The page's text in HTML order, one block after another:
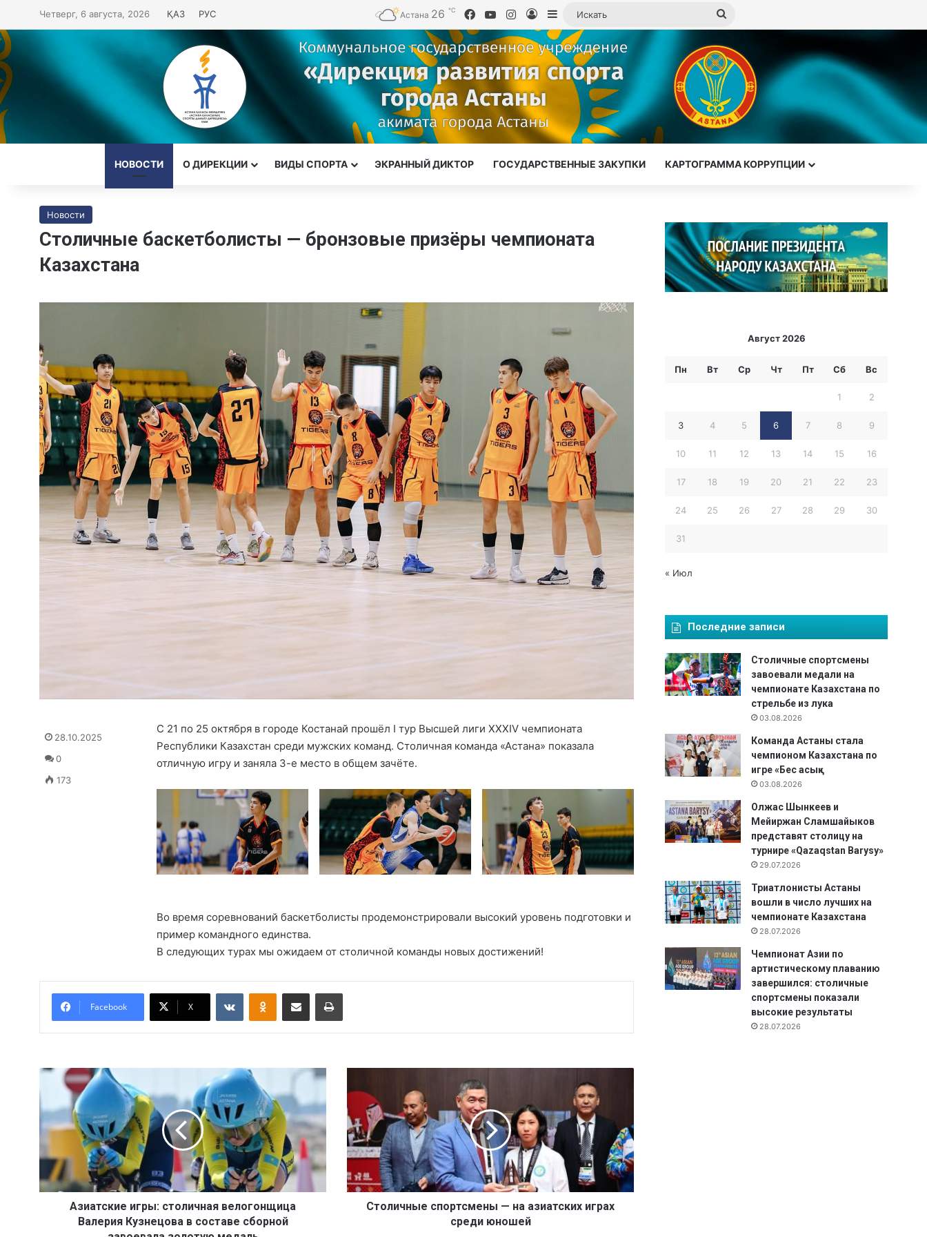
Четверг, 6 августа, 2026 ҚАЗ РУС Астана 26 ℃ Facebook
YouTubeInstagram
ВойтиSidebar
НОВОСТИ О ДИРЕКЦИИ ВИДЫ СПОРТА ЭКРАННЫЙ ДИКТОР ГОСУДАРСТВЕННЫЕ ЗАКУПКИ КАРТОГРАММА КОРРУПЦИИ
Новости
Столичные баскетболисты — бронзовые призёры чемпионата
Казахстана
С 21 по 25 октября в городе Костанай прошёл I тур Высшей лиги XXXIV чемпионата
Республики Казахстан среди мужских команд. Столичная команда «Астана» показала
отличную игру и заняла 3-е место в общем зачёте.
Во время соревнований баскетболисты продемонстрировали высокий уровень подготовки и
пример командного единства.
В следующих турах мы ожидаем от столичной команды новых достижений!
28.10.2025
0
173
Facebook X
А
з
т
к
е
Азиатские игры: столичная велогонщица
Валерия Кузнецова в составе сборной
т
о
л
и
ч
н
ы
е
Столичные спортсмены — на азиатских играх
среди юношей
Август 2026
Пн Вт Ср Чт Пт Сб Вс
1 2
3 4 5 6 7 8 9
10 11 12 13 14 15 16
17 18 19 20 21 22 23
24 25 26 27 28 29 30
31
« Июл
Последние записи
Столичные спортсмены
завоевали медали на
чемпионате Казахстана по
стрельбе из лука
03.08.2026
Команда Астаны стала
чемпионом Казахстана по
игре «Бес асық»
03.08.2026
Олжас Шынкеев и
Мейиржан Сламшайыков
представят столицу на
турнире «Qazaqstan Barysy»
29.07.2026
Триатлонисты Астаны
вошли в число лучших на
чемпионате Казахстана
28.07.2026
Чемпионат Азии по
артистическому плаванию
завершился: столичные
спортсмены показали
высокие результаты
28.07.2026